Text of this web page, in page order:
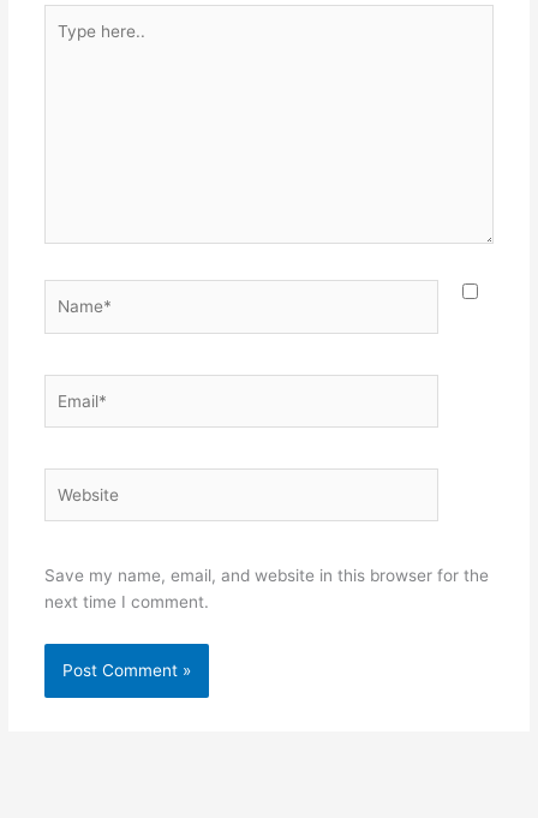
here..
Save my name, email, and website in this browser for the
next time I comment.